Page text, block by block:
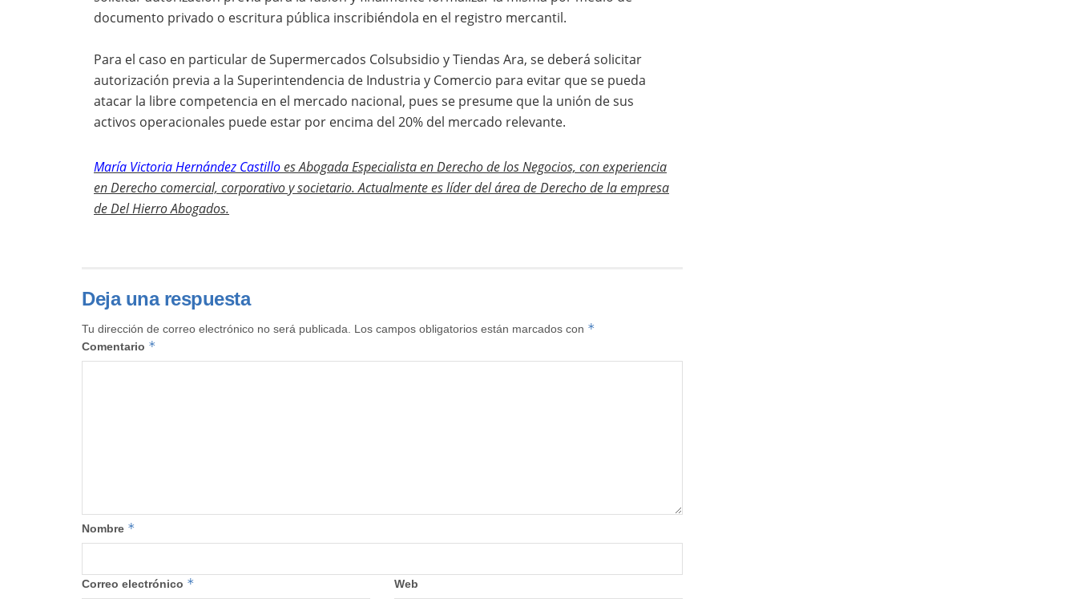
documento privado o escritura pública inscribiéndola en el registro mercantil.
Para el caso en particular de Supermercados Colsubsidio y Tiendas Ara, se deberá solicitar
autorización previa a la Superintendencia de Industria y Comercio para evitar que se pueda
atacar la libre competencia en el mercado nacional, pues se presume que la unión de sus
activos operacionales puede estar por encima del 20% del mercado relevante.
María Victoria Hernández Castilloes Abogada Especialista en Derecho de los Negocios, con experiencia
en Derecho comercial, corporativo y societario. Actualmente es líder del área de Derecho de la empresa
de Del Hierro Abogados.
Deja una respuesta
Tu dirección de correo electrónico no será publicada. Los campos obligatorios están marcados con *
Comentario *
Nombre *
Correo electrónico * Web